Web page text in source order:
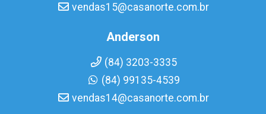
vendas15@casanorte.com.br
Anderson
(84) 3203-3335
(84) 99135-4539
vendas14@casanorte.com.br